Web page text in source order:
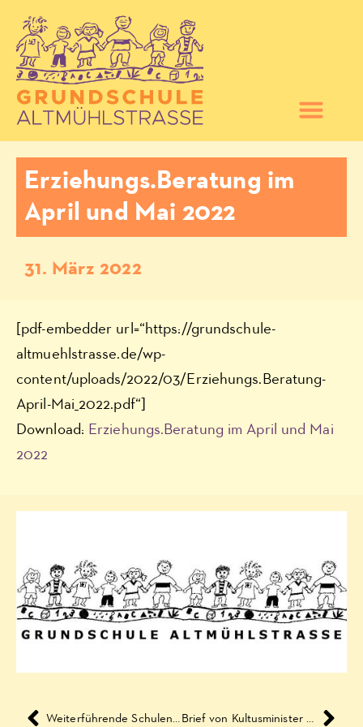
Erziehungs.Beratung im
April und Mai 2022
31. März 2022
[pdf-embedder url=“https://grundschule-
altmuehlstrasse.de/wp-
content/uploads/2022/03/Erziehungs.Beratung-
April-Mai_2022.pdf“]
Download: Erziehungs.Beratung im April und Mai
2022